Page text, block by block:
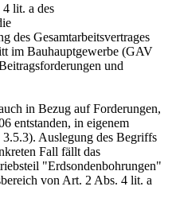
lit. a des
des Gesamtarbeitsvertrages
im Bauhauptgewerbe (GAV
und
in Bezug auf Forderungen,
entstanden, in eigenem
Auslegung des Begriffs
Fall fällt das
"Erdsondenbohrungen"
von Art. 2 Abs. 4 lit. a